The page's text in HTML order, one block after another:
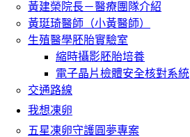
黃建榮院長－醫療團隊介紹
黃珽琦醫師（小黃醫師）
生殖醫學胚胎實驗室
縮時攝影胚胎培養
電子晶片檢體安全核對系統
交通路線
我想凍卵
五星凍卵守護圓夢專案